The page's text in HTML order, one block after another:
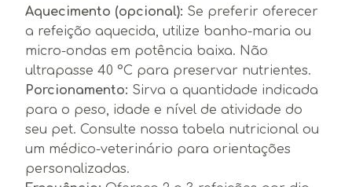
Aquecimento (opcional): Se preferir oferecer
a refeição aquecida, utilize banho-maria ou
micro-ondas em potência baixa. Não
ultrapasse 40 °C para preservar nutrientes.
Porcionamento: Sirva a quantidade indicada
para o peso, idade e nível de atividade do
seu pet. Consulte nossa tabela nutricional ou
um médico-veterinário para orientações
personalizadas.